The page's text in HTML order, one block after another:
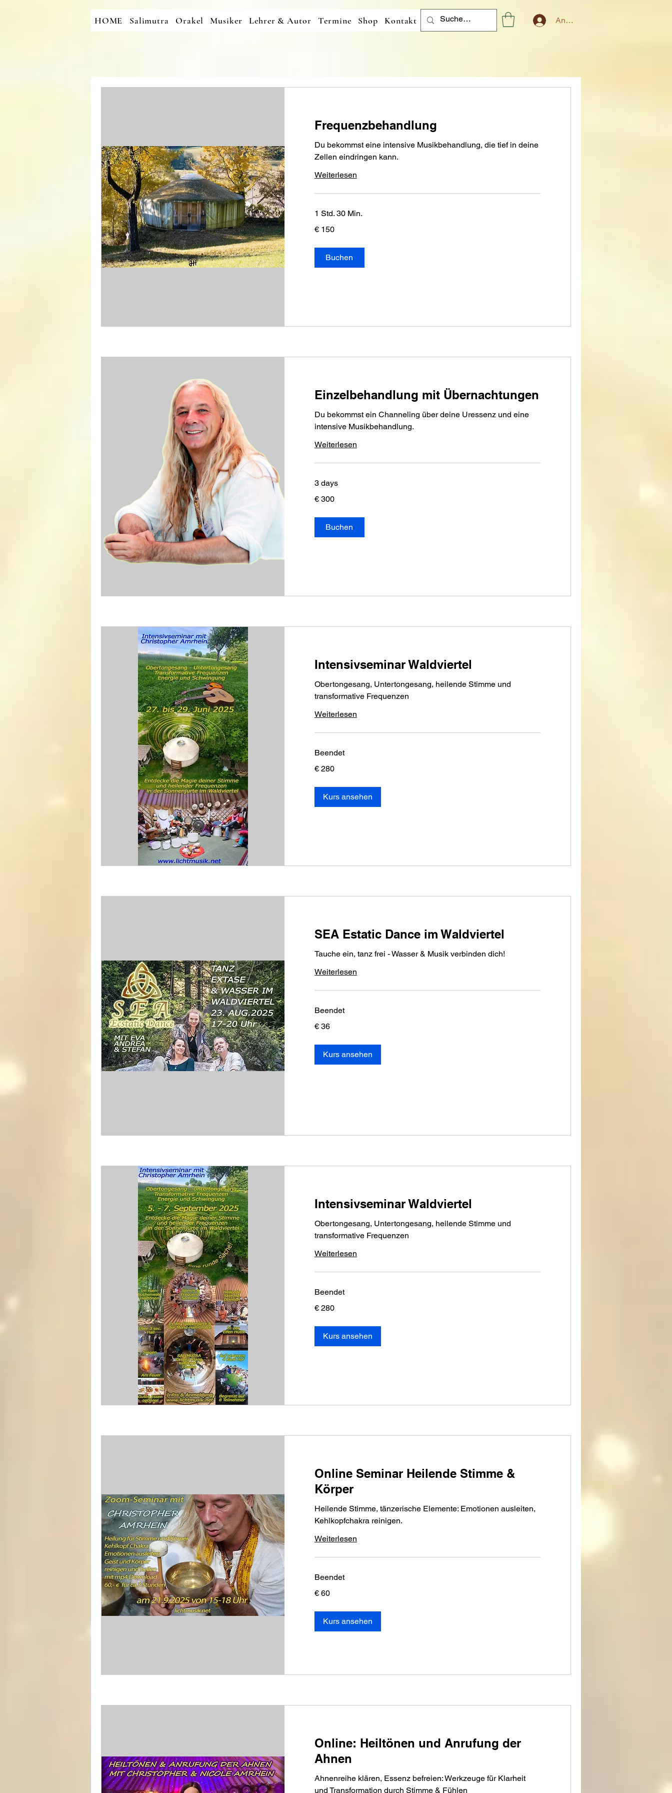
HOME Salimutra Orakel Musiker Lehrer & Autor Termine Shop Kontakt Anmelden
Frequenzbehandlung
Du bekommst eine intensive Musikbehandlung, die tief in deine
Zellen eindringen kann.
Weiterlesen
1 Std. 30 Min.
Euro
€ 150
Buchen
Einzelbehandlung mit Übernachtungen
Du bekommst ein Channeling über deine Uressenz und eine
intensive Musikbehandlung.
Weiterlesen
3 days
Euro
€ 300
Buchen
Intensivseminar Waldviertel
Obertongesang, Untertongesang, heilende Stimme und
transformative Frequenzen
Weiterlesen
Beendet
Euro
€ 280
Kurs ansehen
SEA Estatic Dance im Waldviertel
Tauche ein, tanz frei - Wasser & Musik verbinden dich!
Weiterlesen
Beendet
Euro
€ 36
Kurs ansehen
Intensivseminar Waldviertel
Obertongesang, Untertongesang, heilende Stimme und
transformative Frequenzen
Weiterlesen
Beendet
Euro
€ 280
Kurs ansehen
Online Seminar Heilende Stimme &
Körper
Heilende Stimme, tänzerische Elemente: Emotionen ausleiten,
Kehlkopfchakra reinigen.
Weiterlesen
Beendet
Euro
€ 60
Kurs ansehen
Online: Heiltönen und Anrufung der
Ahnen
Ahnenreihe klären, Essenz befreien: Werkzeuge für Klarheit
und Transformation durch Stimme & Fühlen